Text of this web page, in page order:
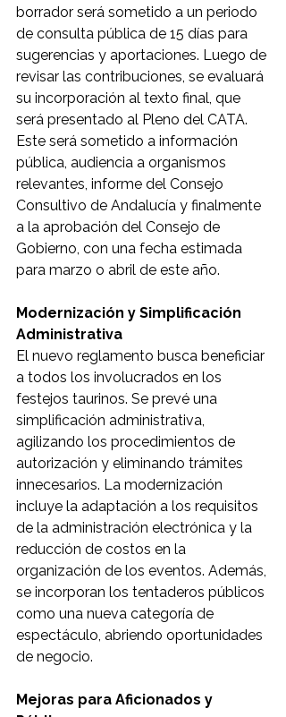
borrador será sometido a un periodo
de consulta pública de 15 días para
sugerencias y aportaciones. Luego de
revisar las contribuciones, se evaluará
su incorporación al texto final, que
será presentado al Pleno del CATA.
Este será sometido a información
pública, audiencia a organismos
relevantes, informe del Consejo
Consultivo de Andalucía y finalmente
a la aprobación del Consejo de
Gobierno, con una fecha estimada
para marzo o abril de este año.
Modernización y Simplificación
Administrativa
El nuevo reglamento busca beneficiar
a todos los involucrados en los
festejos taurinos. Se prevé una
simplificación administrativa,
agilizando los procedimientos de
autorización y eliminando trámites
innecesarios. La modernización
incluye la adaptación a los requisitos
de la administración electrónica y la
reducción de costos en la
organización de los eventos. Además,
se incorporan los tentaderos públicos
como una nueva categoría de
espectáculo, abriendo oportunidades
de negocio.
Mejoras para Aficionados y